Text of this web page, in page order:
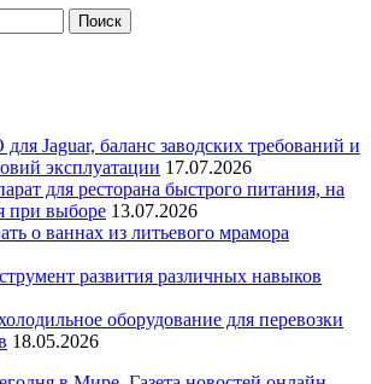
Jaguar, баланс заводских требований и
эксплуатации 17.07.2026
для ресторана быстрого питания, на
при выборе 13.07.2026
о ваннах из литьевого мрамора
развития различных навыков
оборудование для перевозки
18.05.2026